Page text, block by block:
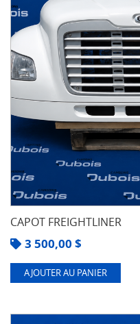
CAPOT FREIGHTLINER
3 500,00 $
AJOUTER AU PANIER